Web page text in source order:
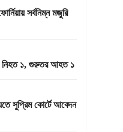
সর্বনিম্ন মজুরি
নিহত ১, গুরুতর আহত ১
সুপ্রিম কোর্টে আবেদন